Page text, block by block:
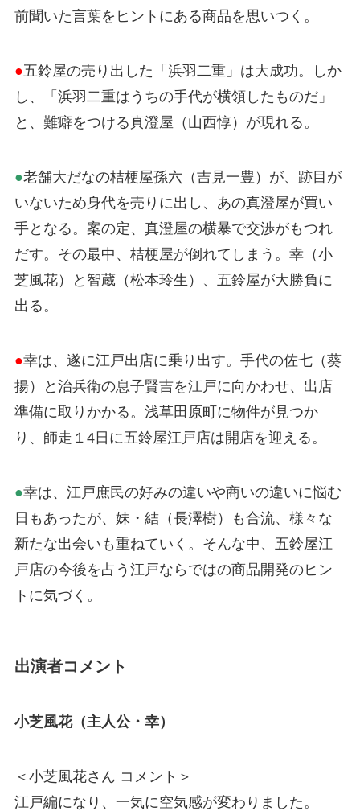
前聞いた言葉をヒントにある商品を思いつく。
●五鈴屋の売り出した「浜羽二重」は大成功。しか
し、「浜羽二重はうちの手代が横領したものだ」
と、難癖をつける真澄屋（山西惇）が現れる。
●老舗大だなの桔梗屋孫六（吉見一豊）が、跡目が
いないため身代を売りに出し、あの真澄屋が買い
手となる。案の定、真澄屋の横暴で交渉がもつれ
だす。その最中、桔梗屋が倒れてしまう。幸（小
芝風花）と智蔵（松本玲生）、五鈴屋が大勝負に
出る。
●幸は、遂に江戸出店に乗り出す。手代の佐七（葵
揚）と治兵衛の息子賢吉を江戸に向かわせ、出店
準備に取りかかる。浅草田原町に物件が見つか
り、師走１4日に五鈴屋江戸店は開店を迎える。
●幸は、江戸庶民の好みの違いや商いの違いに悩む
日もあったが、妹・結（長澤樹）も合流、様々な
新たな出会いも重ねていく。そんな中、五鈴屋江
戸店の今後を占う江戸ならではの商品開発のヒン
トに気づく。
出演者コメント
小芝風花（主人公・幸）
＜小芝風花さん コメント＞
江戸編になり、一気に空気感が変わりました。